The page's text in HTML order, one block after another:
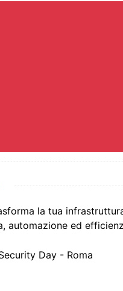
la tua
automazione ed
Day - Roma